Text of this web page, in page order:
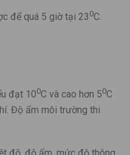
để quá 5 giờ tại 23 0C.
đạt 100C và cao hơn 50C
Độ ẩm môi trường thi
độ, độ ẩm, mức độ thông